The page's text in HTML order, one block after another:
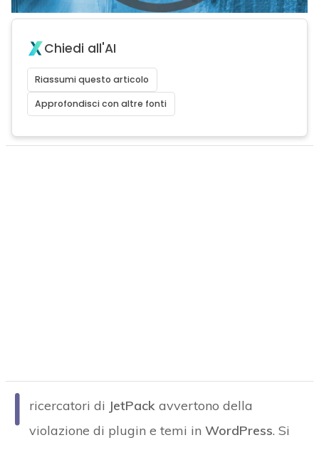
Chiedi all'AI
Riassumi questo articolo
Approfondisci con altre fonti
I ricercatori di JetPackavvertono della
violazione di plugin e temi in WordPress. Si